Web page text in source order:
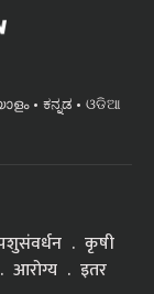
ಕನ್ನಡ
ଓଡିଆ
कृषी
आरोग्य इतर